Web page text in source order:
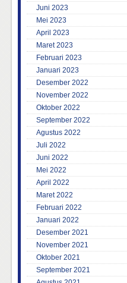
Juni 2023
Mei 2023
April 2023
Maret 2023
Februari 2023
Januari 2023
Desember 2022
November 2022
Oktober 2022
September 2022
Agustus 2022
Juli 2022
Juni 2022
Mei 2022
April 2022
Maret 2022
Februari 2022
Januari 2022
Desember 2021
November 2021
Oktober 2021
September 2021